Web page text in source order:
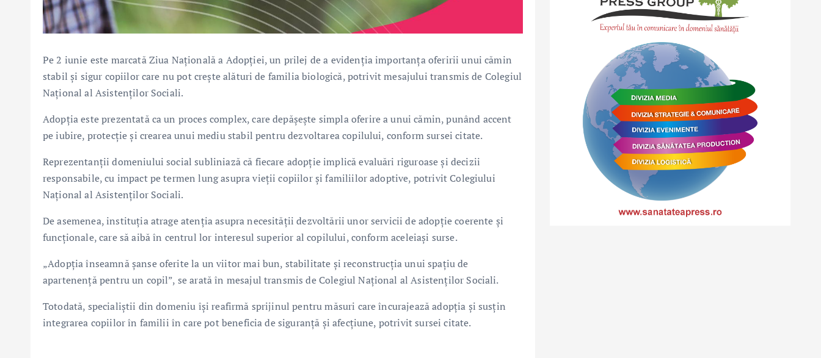
Pe 2 iunie este marcată Ziua Națională a Adopției, un prilej de a evidenția importanța oferirii unui cămin
stabil și sigur copiilor care nu pot crește alături de familia biologică, potrivit mesajului transmis de Colegiul
Național al Asistenților Sociali.
Adopția este prezentată ca un proces complex, care depășește simpla oferire a unui cămin, punând accent
pe iubire, protecție și crearea unui mediu stabil pentru dezvoltarea copilului, conform sursei citate.
Reprezentanții domeniului social subliniază că fiecare adopție implică evaluări riguroase și decizii
responsabile, cu impact pe termen lung asupra vieții copiilor și familiilor adoptive, potrivit Colegiului
Național al Asistenților Sociali.
De asemenea, instituția atrage atenția asupra necesității dezvoltării unor servicii de adopție coerente și
funcționale, care să aibă în centrul lor interesul superior al copilului, conform aceleiași surse.
„Adopția înseamnă șanse oferite la un viitor mai bun, stabilitate și reconstrucția unui spațiu de
apartenență pentru un copil”, se arată în mesajul transmis de Colegiul Național al Asistenților Sociali.
Totodată, specialiștii din domeniu își reafirmă sprijinul pentru măsuri care încurajează adopția și susțin
integrarea copiilor în familii în care pot beneficia de siguranță și afecțiune, potrivit sursei citate.